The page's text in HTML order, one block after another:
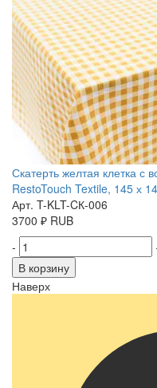
Скатерть желтая клетка с
RestoTouch Textile, 145 х
Арт. T-KLT-CК-006
3700 ₽ RUB
-
В корзину
Наверх